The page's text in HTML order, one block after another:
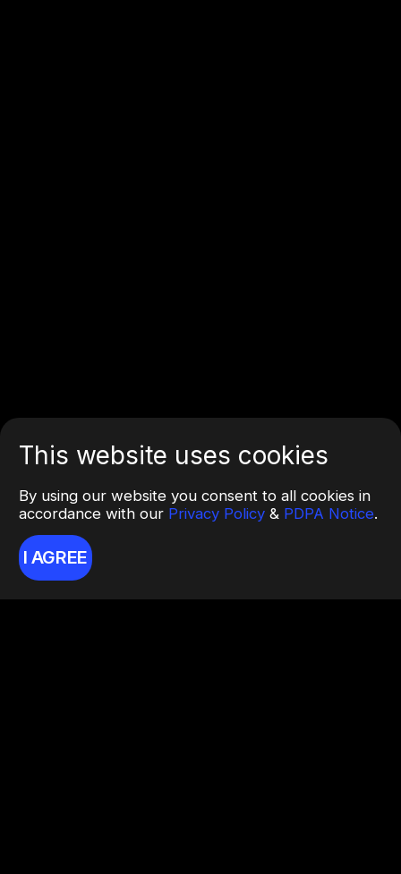
This website uses cookies
By using our website you consent to all cookies in
accordance with our Privacy Policy & PDPA Notice.
I AGREE